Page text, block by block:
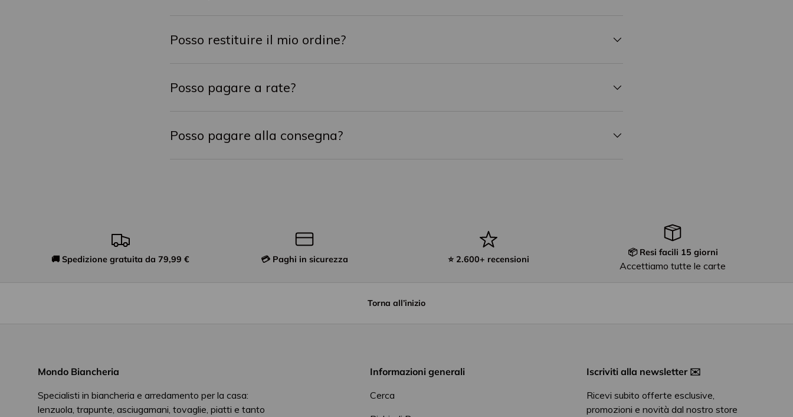
Posso restituire il mio ordine?
Posso pagare a rate?
Posso pagare alla consegna?
🚚 Spedizione gratuita da 79,99 € 💳 Paghi in sicurezza ⭐ 2.600+ recensioni
📦 Resi facili 15 giorni
Accettiamo tutte le carte
Torna all’inizio
Mondo Biancheria
Specialisti in biancheria e arredamento per la casa:
lenzuola, trapunte, asciugamani, tovaglie, piatti e tanto
Informazioni generali
Cerca
Iscriviti alla newsletter ✉️
Ricevi subito offerte esclusive,
promozioni e novità dal nostro store